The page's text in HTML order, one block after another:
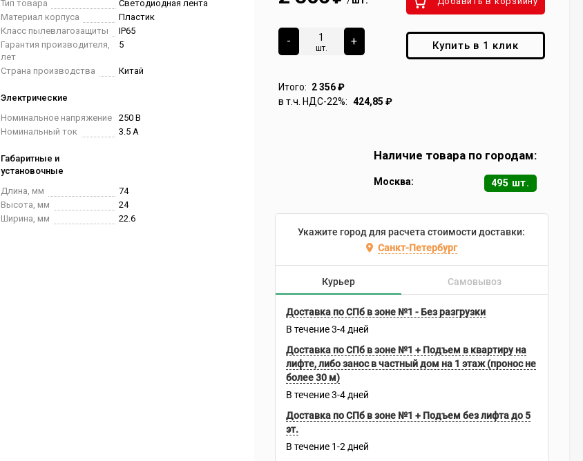
Тип товара
Светодиодная лента
Материал корпуса
Пластик
Класс пылевлагозащиты
IP65
Гарантия производителя,
лет
5
Страна производства Китай
Электрические
Номинальное напряжение
250 В
Номинальный ток
3.5 А
Габаритные и
установочные
Длина, мм
74
Высота, мм
24
Ширина, мм
22.6
-
шт.
+
Итого: 2 356₽
в т.ч. НДС-22%: 424,85 ₽
Купить в 1 клик
Наличие товара по городам:
Москва: 495 шт.
Укажите город для расчета стоимости доставки:
Санкт-Петербург
Курьер Самовывоз
Доставка по СПб в зоне №1 - Без разгрузки
В течение 3-4 дней
Доставка по СПб в зоне №1 + Подъем в квартиру на
лифте, либо занос в частный дом на 1 этаж (пронос не
более 30 м)
В течение 3-4 дней
Доставка по СПб в зоне №1 + Подъем без лифта до 5
эт.
В течение 1-2 дней